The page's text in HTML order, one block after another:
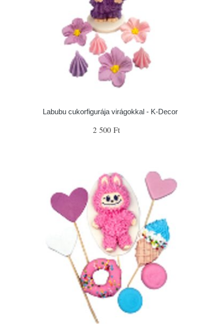
Labubu cukorfigurája virágokkal - K-Decor
2 500 Ft